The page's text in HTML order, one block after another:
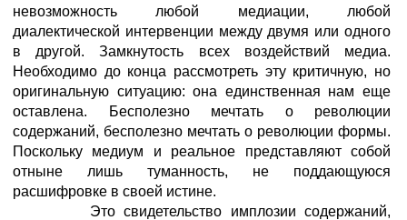
невозможность любой медиации, любой
диалектической интервенции между двумя или одного
в другой. Замкнутость всех воздействий медиа.
Необходимо до конца рассмотреть эту критичную, но
оригинальную ситуацию: она единственная нам еще
оставлена. Бесполезно мечтать о революции
содержаний, бесполезно мечтать о революции формы.
Поскольку медиум и реальное представляют собой
отныне лишь туманность, не поддающуюся
расшифровке в своей истине.
Это свидетельство имплозии содержаний,